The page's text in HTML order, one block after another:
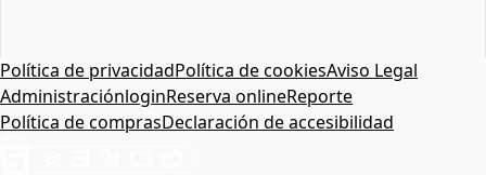
Política de privacidadPolítica de cookiesAviso Legal
AdministraciónloginReserva onlineReporte
Política de comprasDeclaración de accesibilidad